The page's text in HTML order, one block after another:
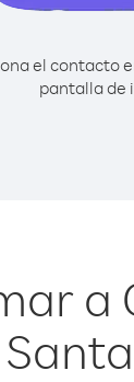
el contacto
pantalla de
a